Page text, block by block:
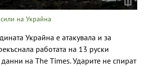
на Украйна
Украйна е атакувала и за
работата на 13 руски
на The Times. Ударите не спират